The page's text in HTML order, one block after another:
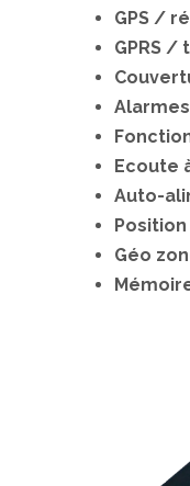
GPS /
GPRS /
Ecoute
Auto-
Géo